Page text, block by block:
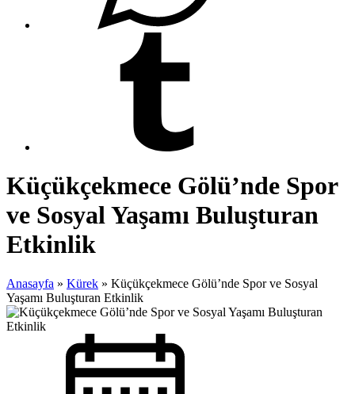
Küçükçekmece Gölü’nde Spor
ve Sosyal Yaşamı Buluşturan
Etkinlik
Anasayfa » Kürek » Küçükçekmece Gölü’nde Spor ve Sosyal
Yaşamı Buluşturan Etkinlik